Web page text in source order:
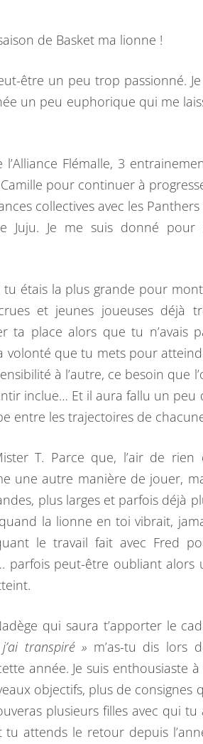
de Basket ma lionne !
être un peu trop passionné. Je
un peu euphorique qui me
Flémalle, 3
pour continuer à
collectives avec les
Juju. Je me suis donné pour
tu étais la plus grande pour
et jeunes joueuses déjà
ta place alors que tu n’avais
volonté que tu mets pour
à l’autre, ce besoin que
inclue… Et il aura fallu un peu
entre les trajectoires de
T. Parce que, l’air de rien
une autre manière de jouer,
plus larges et parfois déjà
la lionne en toi vibrait,
le travail fait avec Fred
parfois peut-être oubliant alors
qui saura t’apporter le
transpiré » m’as-tu dis lors
année. Je suis enthousiaste à
objectifs, plus de consignes
plusieurs filles avec qui tu
attends le retour depuis